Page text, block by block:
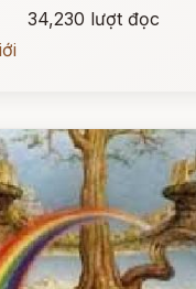
34,230 lượt đọc